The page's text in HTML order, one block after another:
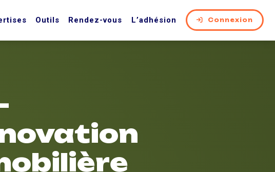
Outils Rendez-vous L’adhésion Connexion